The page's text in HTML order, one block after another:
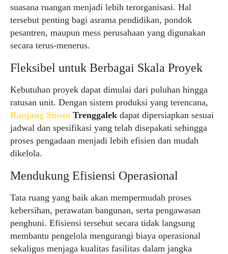
suasana ruangan menjadi lebih terorganisasi. Hal
tersebut penting bagi asrama pendidikan, pondok
pesantren, maupun mess perusahaan yang digunakan
secara terus-menerus.
Fleksibel untuk Berbagai Skala Proyek
Kebutuhan proyek dapat dimulai dari puluhan hingga
ratusan unit. Dengan sistem produksi yang terencana,
Ranjang Susun Trenggalek dapat dipersiapkan sesuai
jadwal dan spesifikasi yang telah disepakati sehingga
proses pengadaan menjadi lebih efisien dan mudah
dikelola.
Mendukung Efisiensi Operasional
Tata ruang yang baik akan mempermudah proses
kebersihan, perawatan bangunan, serta pengawasan
penghuni. Efisiensi tersebut secara tidak langsung
membantu pengelola mengurangi biaya operasional
sekaligus menjaga kualitas fasilitas dalam jangka